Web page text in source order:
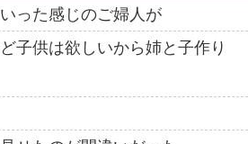
った感じのご婦人が
子供は欲しいから姉と子作り